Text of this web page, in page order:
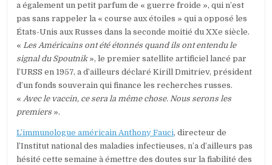
a également un petit parfum de « guerre froide », qui n’est
pas sans rappeler la « course aux étoiles » qui a opposé les
États-Unis aux Russes dans la seconde moitié du XXe siècle.
«Les Américains ont été étonnés quand ils ont entendu le
signal du Spoutnik », le premier satellite artificiel lancé par
l’URSS en 1957, a d’ailleurs déclaré Kirill Dmitriev, président
d’un fonds souverain qui finance les recherches russes.
«Avec le vaccin, ce sera la même chose. Nous serons les
premiers ».
L’immunologue américain Anthony Fauci, directeur de
l’Institut national des maladies infectieuses, n’a d’ailleurs pas
hésité cette semaine à émettre des doutes sur la fiabilité des